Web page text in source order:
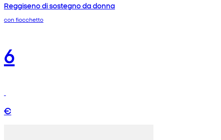
Reggiseno di sostegno da donna
con fiocchetto
6
€